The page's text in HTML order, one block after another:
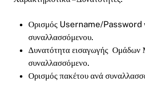
Ορισμός Username/Password
συναλλασσόμενου.
Δυνατότητα εισαγωγής Ομάδων
συναλλασσόμενο.
Ορισμός πακέτου ανά